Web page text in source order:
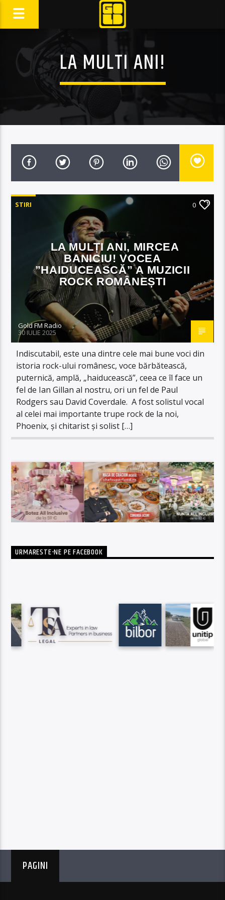
LA MULTI ANI!
STIRI 0
LA MULȚI ANI, MIRCEA
BANICIU! VOCEA
”HAIDUCEASCĂ” A MUZICII
ROCK ROMÂNEȘTI
Gold FM Radio
30 IULIE 2025
Indiscutabil, este una dintre cele mai bune voci din
istoria rock-ului românesc, voce bărbătească,
puternică, amplă, „haiducească”, ceea ce îl face un
fel de Ian Gillan al nostru, ori un fel de Paul
Rodgers sau David Coverdale. A fost solistul vocal
al celei mai importante trupe rock de la noi,
Phoenix, și chitarist și solist […]
URMARESTE-NE PE FACEBOOK
PAGINI